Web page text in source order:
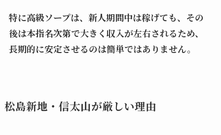
特に高級ソープは、新人期間中は稼げても、その
後は本指名次第で大きく収入が左右されるため、
長期的に安定させるのは簡単ではありません。
松島新地・信太山が厳しい理由